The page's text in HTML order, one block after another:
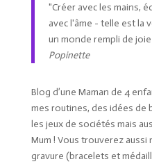
"Créer avec les mains,
avec l'âme - telle est la
un monde rempli de
Popinette
Blog d’une Maman de 4
mes routines, des idées de
les jeux de sociétés mais
Mum ! Vous trouverez
gravure (bracelets et